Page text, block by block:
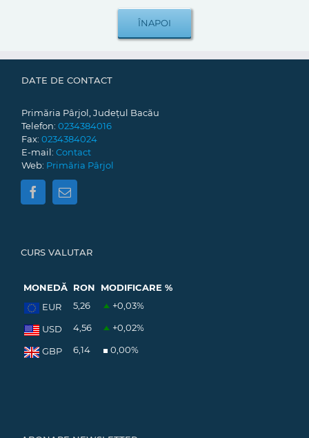
DATE DE CONTACT
Primăria Pârjol, Județul Bacău
Telefon: 0234384016
Fax: 0234384024
E-mail: Contact
Web: Primăria Pârjol
CURS VALUTAR
MONEDĂ RON
MODIFICARE %
EUR
5,26 +0,03%
USD 4,56 +0,02%
GBP 6,14 0,00%